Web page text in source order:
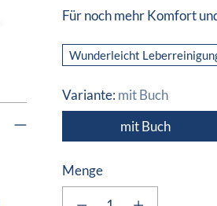
Für noch mehr Komfort
Wunderleicht
Variante: mit Buch
mit Buch
Menge